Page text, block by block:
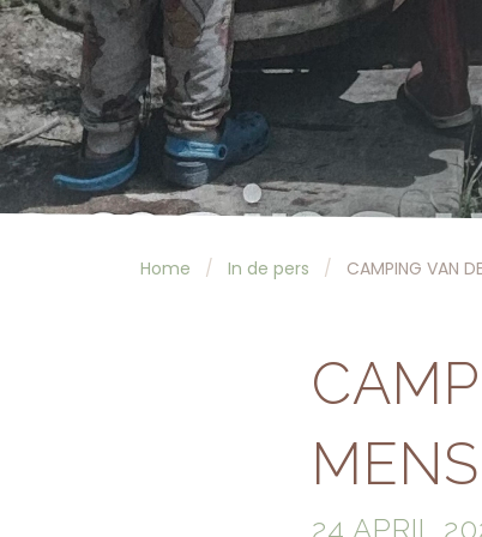
Home In de pers CAMPING VAN
24 APRIL